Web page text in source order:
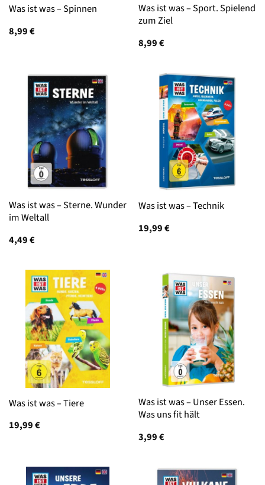
Was ist was – Spinnen
8,99€
Was ist was – Sport. Spielend
zum Ziel
8,99€
Was ist was – Sterne. Wunder
im Weltall
4,49€
Was ist was – Technik
19,99€
Was ist was – Tiere
19,99€
Was ist was – Unser Essen.
Was uns fit hält
3,99€